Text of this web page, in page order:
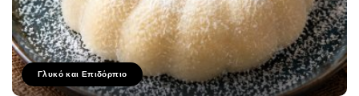
Γλυκό και Επιδόρπιο